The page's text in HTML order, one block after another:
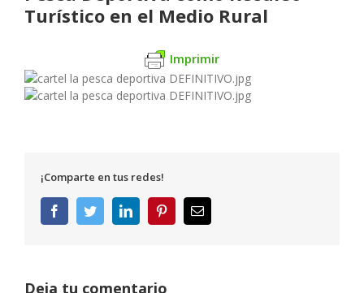
Turístico en el Medio Rural
Imprimir
¡Comparte en tus redes!
FacebookTwitterLinkedInPinterestCorreo
electrónico
Deja tu comentario